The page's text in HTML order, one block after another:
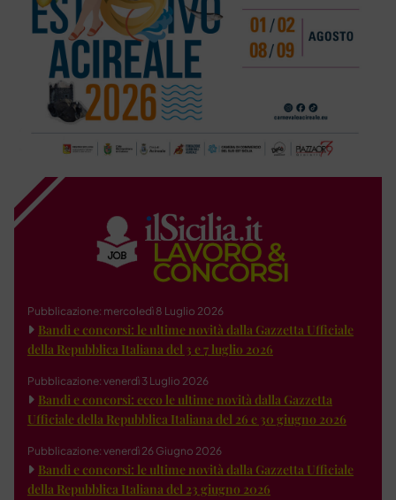
Pubblicazione: mercoledì 8 Luglio 2026
Bandi e concorsi: le ultime novità dalla Gazzetta Ufficiale
della Repubblica Italiana del 3 e 7 luglio 2026
Pubblicazione: venerdì 3 Luglio 2026
Bandi e concorsi: ecco le ultime novità dalla Gazzetta
Ufficiale della Repubblica Italiana del 26 e 30 giugno 2026
Pubblicazione: venerdì 26 Giugno 2026
Bandi e concorsi: le ultime novità dalla Gazzetta Ufficiale
della Repubblica Italiana del 23 giugno 2026